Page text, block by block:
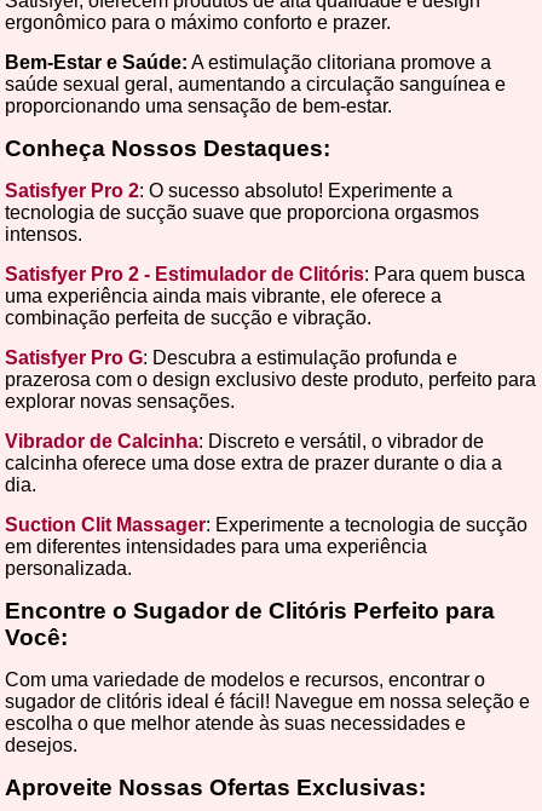
ergonômico para o máximo conforto e prazer.
Bem-Estar e Saúde: A estimulação clitoriana promove a
saúde sexual geral, aumentando a circulação sanguínea e
proporcionando uma sensação de bem-estar.
Conheça Nossos Destaques:
Satisfyer Pro 2: O sucesso absoluto! Experimente a
tecnologia de sucção suave que proporciona orgasmos
intensos.
Satisfyer Pro 2 - Estimulador de Clitóris: Para quem busca
uma experiência ainda mais vibrante, ele oferece a
combinação perfeita de sucção e vibração.
Satisfyer Pro G: Descubra a estimulação profunda e
prazerosa com o design exclusivo deste produto, perfeito para
explorar novas sensações.
Vibrador de Calcinha: Discreto e versátil, o vibrador de
calcinha oferece uma dose extra de prazer durante o dia a
dia.
Suction Clit Massager: Experimente a tecnologia de sucção
em diferentes intensidades para uma experiência
personalizada.
Encontre o Sugador de Clitóris Perfeito para
Você:
Com uma variedade de modelos e recursos, encontrar o
sugador de clitóris ideal é fácil! Navegue em nossa seleção e
escolha o que melhor atende às suas necessidades e
desejos.
Aproveite Nossas Ofertas Exclusivas: